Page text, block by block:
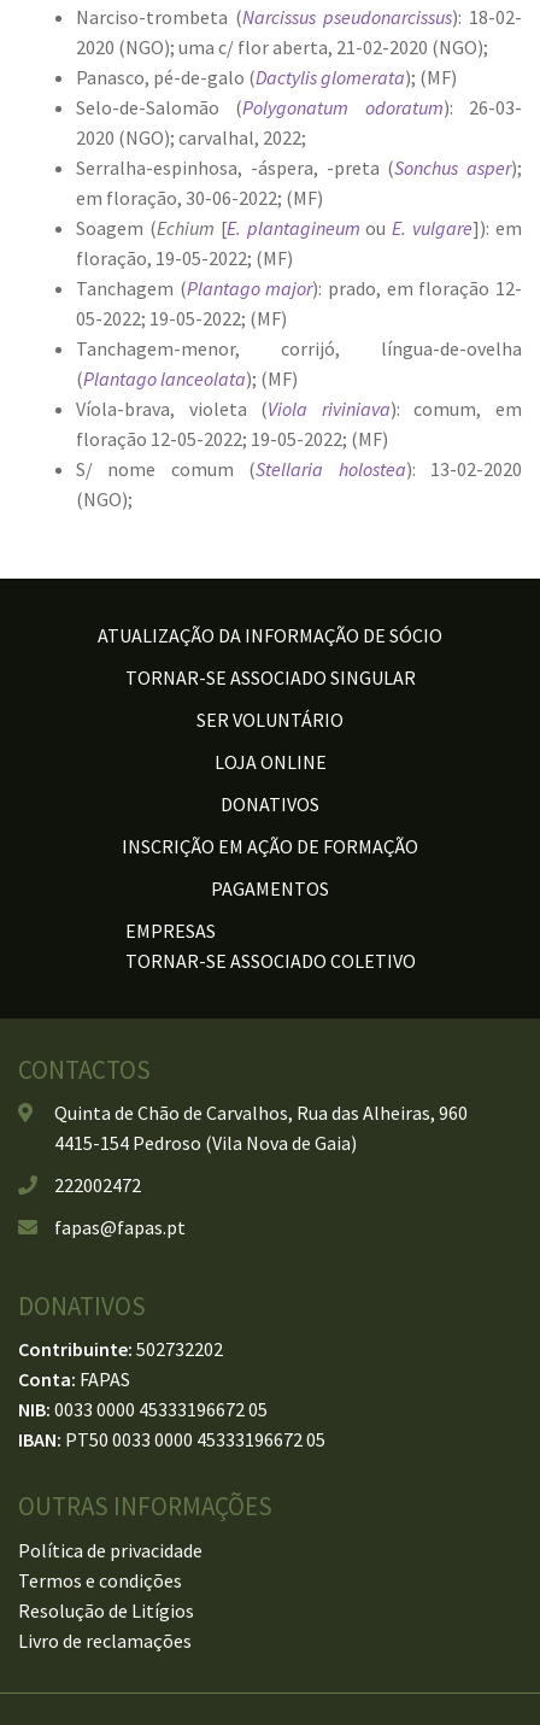
Narciso-trombeta (Narcissus pseudonarcissus): 18-02-
2020 (NGO); uma c/ flor aberta, 21-02-2020 (NGO);
Panasco, pé-de-galo (Dactylis glomerata); (MF)
Selo-de-Salomão (Polygonatum odoratum): 26-03-
2020 (NGO); carvalhal, 2022;
Serralha-espinhosa, -áspera, -preta (Sonchus asper);
em floração, 30-06-2022; (MF)
Soagem (Echium [E. plantagineum ouE. vulgare]): em
floração, 19-05-2022; (MF)
Tanchagem (Plantago major): prado, em floração 12-
05-2022; 19-05-2022; (MF)
Tanchagem-menor, corrijó, língua-de-ovelha
(Plantago lanceolata); (MF)
Víola-brava, violeta (Viola riviniava): comum, em
floração 12-05-2022; 19-05-2022; (MF)
S/ nome comum (Stellaria holostea): 13-02-2020
(NGO);
ATUALIZAÇÃO DA INFORMAÇÃO DE SÓCIO
TORNAR-SE ASSOCIADO SINGULAR
SER VOLUNTÁRIO
LOJA ONLINE
DONATIVOS
INSCRIÇÃO EM AÇÃO DE FORMAÇÃO
PAGAMENTOS
EMPRESAS
TORNAR-SE ASSOCIADO COLETIVO
CONTACTOS
Quinta de Chão de Carvalhos, Rua das Alheiras, 960
4415-154 Pedroso (Vila Nova de Gaia)
222002472
fapas@fapas.pt
DONATIVOS
Contribuinte: 502732202
Conta: FAPAS
NIB: 0033 0000 45333196672 05
IBAN: PT50 0033 0000 45333196672 05
OUTRAS INFORMAÇÕES
Política de privacidade
Termos e condições
Resolução de Litígios
Livro de reclamações